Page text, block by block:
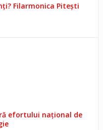
Filarmonica Pitești
efortului național de